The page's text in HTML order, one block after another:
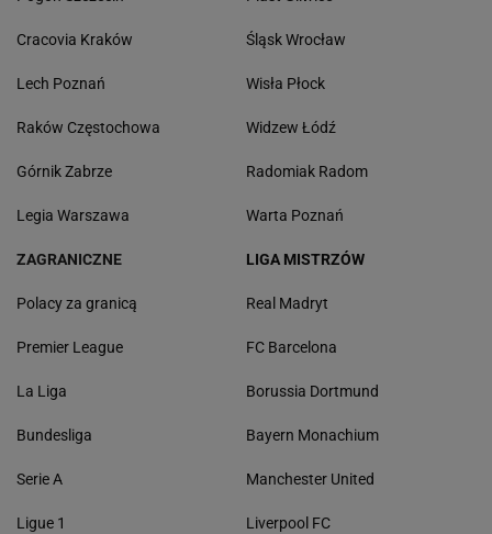
Cracovia Kraków
Lech Poznań
Raków Częstochowa
Górnik Zabrze
Legia Warszawa
Śląsk Wrocław
Wisła Płock
Widzew Łódź
Radomiak Radom
Warta Poznań
ZAGRANICZNE
Polacy za granicą
Premier League
La Liga
Bundesliga
Serie A
Ligue 1
LIGA MISTRZÓW
Real Madryt
FC Barcelona
Borussia Dortmund
Bayern Monachium
Manchester United
Liverpool FC